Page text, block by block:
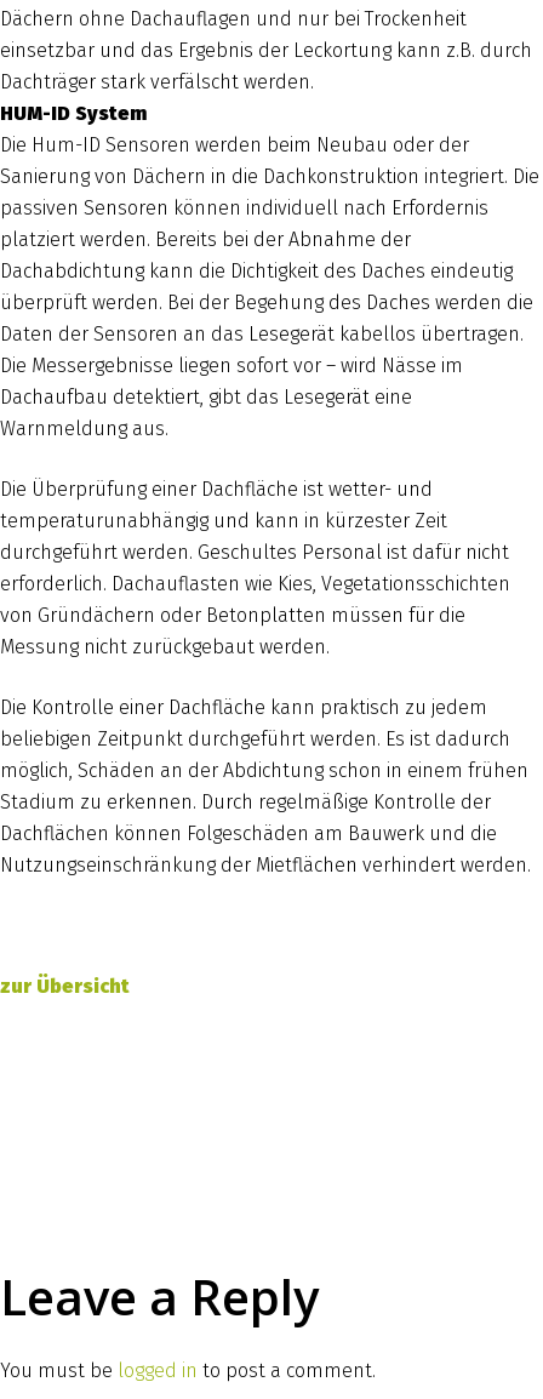
Dächern ohne Dachauflagen und nur bei Trockenheit
einsetzbar und das Ergebnis der Leckortung kann z.B. durch
Dachträger stark verfälscht werden.
HUM-ID System
Die Hum-ID Sensoren werden beim Neubau oder der
Sanierung von Dächern in die Dachkonstruktion integriert. Die
passiven Sensoren können individuell nach Erfordernis
platziert werden. Bereits bei der Abnahme der
Dachabdichtung kann die Dichtigkeit des Daches eindeutig
überprüft werden. Bei der Begehung des Daches werden die
Daten der Sensoren an das Lesegerät kabellos übertragen.
Die Messergebnisse liegen sofort vor – wird Nässe im
Dachaufbau detektiert, gibt das Lesegerät eine
Warnmeldung aus.
Die Überprüfung einer Dachfläche ist wetter- und
temperaturunabhängig und kann in kürzester Zeit
durchgeführt werden. Geschultes Personal ist dafür nicht
erforderlich. Dachauflasten wie Kies, Vegetationsschichten
von Gründächern oder Betonplatten müssen für die
Messung nicht zurückgebaut werden.
Die Kontrolle einer Dachfläche kann praktisch zu jedem
beliebigen Zeitpunkt durchgeführt werden. Es ist dadurch
möglich, Schäden an der Abdichtung schon in einem frühen
Stadium zu erkennen. Durch regelmäßige Kontrolle der
Dachflächen können Folgeschäden am Bauwerk und die
Nutzungseinschränkung der Mietflächen verhindert werden.
zur Übersicht
Leave a Reply
You must be logged in to post a comment.